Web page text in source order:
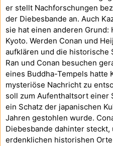
er stellt Nachforschungen
der Diebesbande an. Auch
sie hat einen anderen
Kyoto. Werden Conan und
aufklären und die historische
Ran und Conan besuchen
eines Buddha-Tempels hatte
mysteriöse Nachricht zu
soll zum Aufenthaltsort einer
ein Schatz der japanischen
Jahren gestohlen wurde.
Diebesbande dahinter
erdenklichen historishen